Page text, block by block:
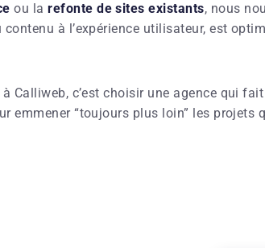
ou larefonte de sites existants, nous
contenu à l’expérience utilisateur, est
Calliweb, c’est choisir une agence qui
emmener “toujours plus loin” les projets